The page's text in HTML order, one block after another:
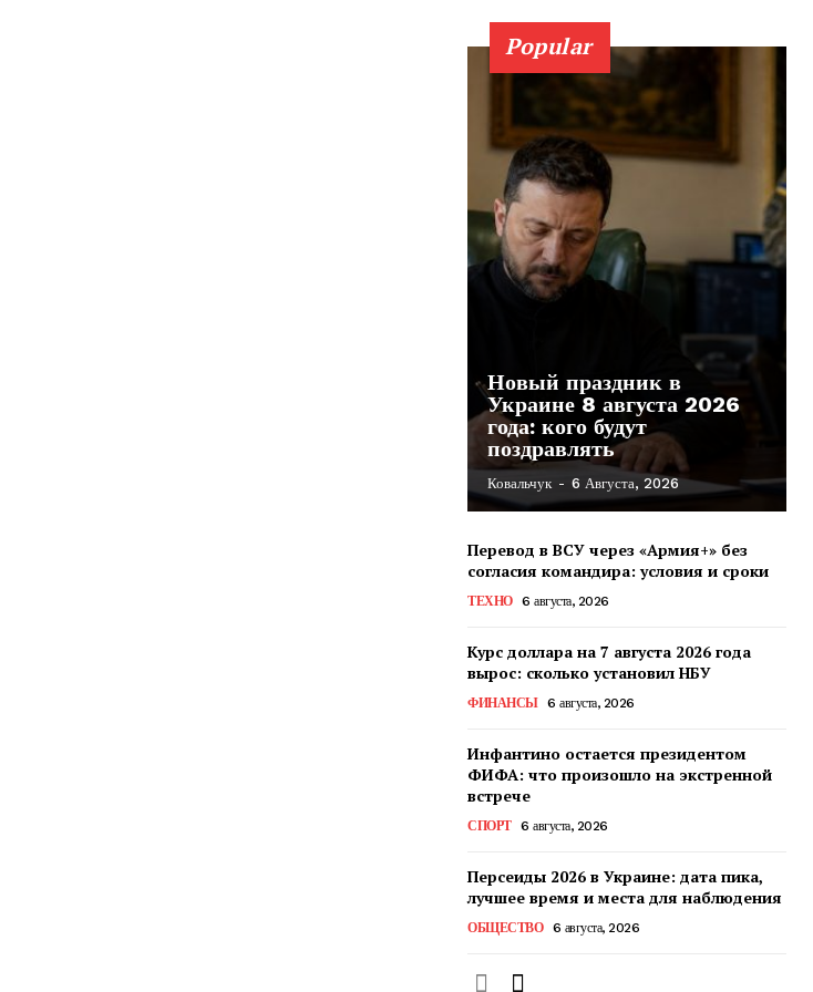
Popular
Новый праздник в
Украине 8 августа 2026
года: кого будут
поздравлять
Ковальчук - 6 Августа, 2026
Перевод в ВСУ через «Армия+» без
согласия командира: условия и сроки
ТЕХНО 6 августа, 2026
Курс доллара на 7 августа 2026 года
вырос: сколько установил НБУ
ФИНАНСЫ 6 августа, 2026
Инфантино остается президентом
ФИФА: что произошло на экстренной
встрече
СПОРТ 6 августа, 2026
Персеиды 2026 в Украине: дата пика,
лучшее время и места для наблюдения
ОБЩЕСТВО 6 августа, 2026